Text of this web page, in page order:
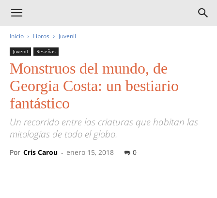
Inicio Libros Juvenil
Juvenil Reseñas
Monstruos del mundo, de
Georgia Costa: un bestiario
fantástico
Un recorrido entre las criaturas que habitan las
mitologías de todo el globo.
Por Cris Carou - enero 15, 2018 0